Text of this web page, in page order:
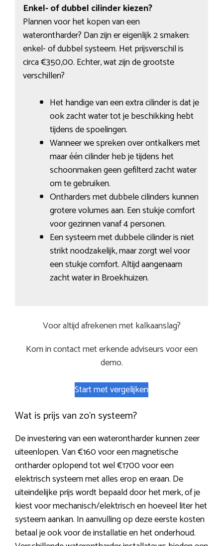
Enkel- of dubbel cilinder kiezen?
Plannen voor het kopen van een
waterontharder? Dan zijn er eigenlijk 2 smaken:
enkel- of dubbel systeem. Het prijsverschil is
circa €350,00. Echter, wat zijn de grootste
verschillen?
Het handige van een extra cilinder is dat je
ook zacht water tot je beschikking hebt
tijdens de spoelingen.
Wanneer we spreken over ontkalkers met
maar één cilinder heb je tijdens het
schoonmaken geen gefilterd zacht water
om te gebruiken.
Ontharders met dubbele cilinders kunnen
grotere volumes aan. Een stukje comfort
voor gezinnen vanaf 4 personen.
Een systeem met dubbele cilinder is niet
strikt noodzakelijk, maar zorgt wel voor
een stukje comfort. Altijd aangenaam
zacht water in Broekhuizen.
Voor altijd afrekenen met kalkaanslag?
Kom in contact met erkende adviseurs voor een
demo.
Start met vergelijken
Wat is prijs van zo’n systeem?
De investering van een waterontharder kunnen zeer
uiteenlopen. Van €160 voor een magnetische
ontharder oplopend tot wel €1700 voor een
elektrisch systeem met alles erop en eraan. De
uiteindelijke prijs wordt bepaald door het merk, of je
kiest voor mechanisch/elektrisch en hoeveel liter het
systeem aankan. In aanvulling op deze eerste kosten
betaal je ook voor de installatie en het onderhoud.